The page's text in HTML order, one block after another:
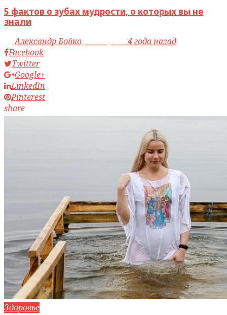
5 фактов о зубах мудрости, о которых вы не
знали
byАлександр Бойко
4 года назад
Facebook
Twitter
Google+
LinkedIn
Pinterest
share
Здоровье